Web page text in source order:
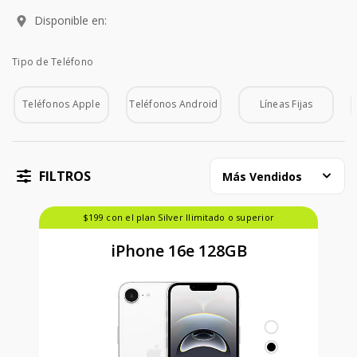
Disponible en:
Tipo de Teléfono
Teléfonos Apple Teléfonos Android Líneas Fijas
FILTROS Más Vendidos
$199 con el plan Silver Ilimitado o superior
iPhone 16e 128GB